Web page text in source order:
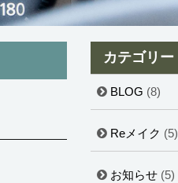
カテゴリー
BLOG (8)
Reメイク (5)
お知らせ(5)